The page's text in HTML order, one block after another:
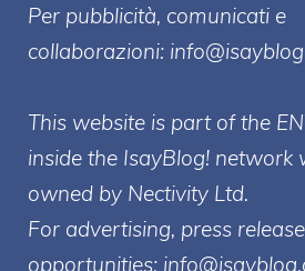
Per pubblicità, comunicati e
collaborazioni:
This website is part of the
inside the IsayBlog! network
owned by Nectivity Ltd.
For advertising, press
opportunities: